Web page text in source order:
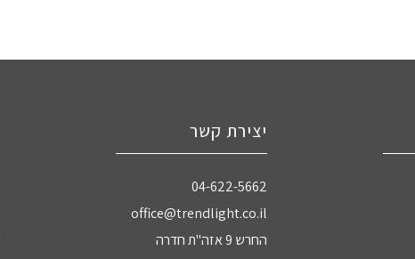
יצירת קשר
04-622-5662‏
office@trendlight.co.il
החרש 9 אזה"ת חדרה